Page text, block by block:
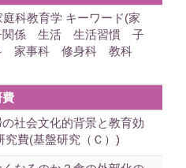
科教育学 キーワード(家
係 生活 生活習慣 子
家事科 修身科 教科
費
社会文化的背景と教育効
究費(基盤研究（Ｃ）)